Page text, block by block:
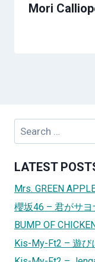
Mori
Search
LATEST
Mrs. GREEN
櫻坂46 – 君がサ
BUMP OF
Kis-My-Ft2 – 遊び